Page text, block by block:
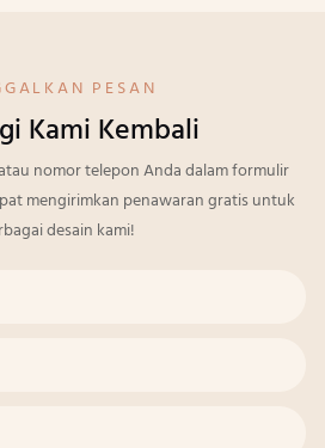
PESAN
Kami Kembali
nomor telepon Anda dalam formulir
mengirimkan penawaran gratis untuk
desain kami!